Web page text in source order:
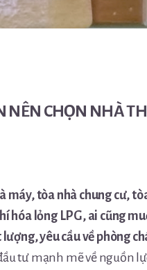
NÊN CHỌN NHÀ
máy, tòa nhà chung cư,
hóa lỏng LPG, ai cũng
lượng, yêu cầu về phòng
tư mạnh mẽ về nguồn